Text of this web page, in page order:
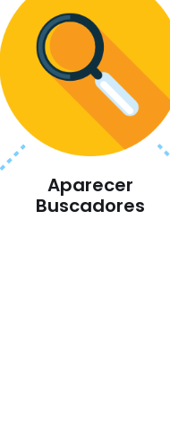
Aparecer
Buscadores